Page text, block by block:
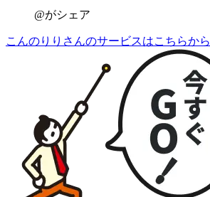
@がシェア
こんのりりさんのサービスはこちらから